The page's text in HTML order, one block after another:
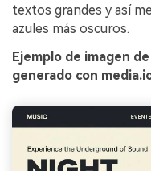
textos grandes y así
azules más oscuros.
Ejemplo de imagen
generado con